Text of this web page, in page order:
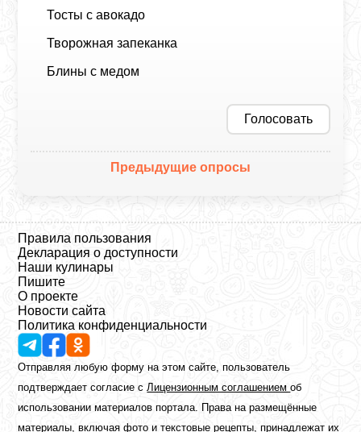
Тосты с авокадо
Творожная запеканка
Блины с медом
Голосовать
Предыдущие опросы
Правила пользования
Декларация о доступности
Наши кулинары
Пишите
О проекте
Новости сайта
Политика конфиденциальности
Отправляя любую форму на этом сайте, пользователь
подтверждает согласие сЛицензионным соглашениемоб
использовании материалов портала. Права на размещённые
материалы, включая фото и текстовые рецепты, принадлежат их